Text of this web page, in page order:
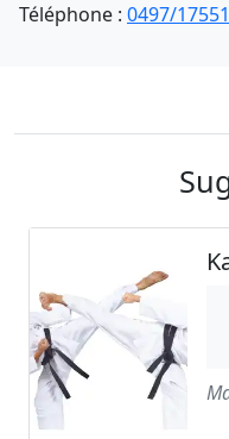
Téléphone : 0497/